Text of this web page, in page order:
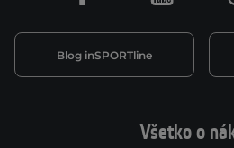
Všetko o
Blog inSPORTline